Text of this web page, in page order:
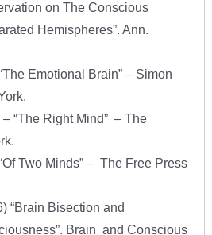
on The Conscious
Hemispheres”. Ann.
Emotional Brain” – Simon
“The Right Mind” – The
Two Minds” – The Free Press
“Brain Bisection and
Brain and Conscious